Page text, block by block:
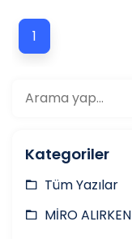
1
Kategoriler
Tüm Yazılar
MİRO